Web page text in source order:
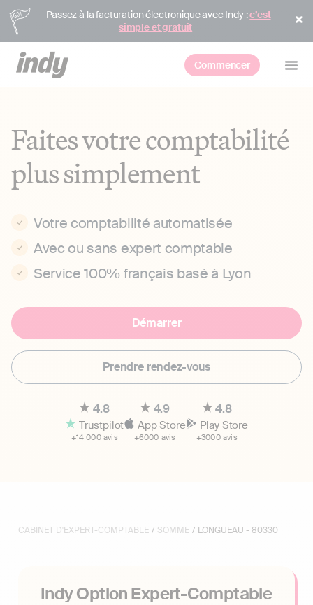
Passez à la facturation électronique avec Indy :c’est
simple et gratuit
Commencer
Faites votre comptabilité
plus simplement
Votre comptabilité automatisée
Avec ou sans expert comptable
Service 100% français basé à Lyon
Démarrer
Prendre rendez-vous
4.8
Trustpilot
+14 000 avis
4.9
App Store
+6000 avis
4.8
Play Store
+3000 avis
CABINET D'EXPERT-COMPTABLE / SOMME / LONGUEAU - 80330
Indy Option Expert-Comptable